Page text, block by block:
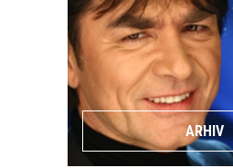
ARHIV